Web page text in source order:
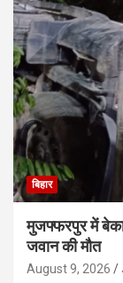
बिहार
मुजफ्फरपुर में
जवान की मौत
August 9, 2026